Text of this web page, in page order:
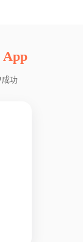
App
成功